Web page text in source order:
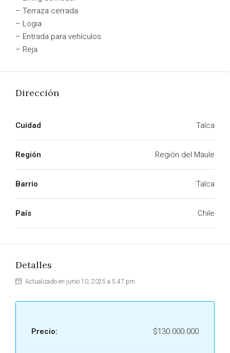
– Terraza cerrada
– Logia
– Entrada para vehículos
– Reja
Dirección
Cuidad Talca
Región Región del Maule
Barrio Talca
País Chile
Detalles
Actualizado en junio 10, 2025 a 5:47 pm
Precio: $130.000.000